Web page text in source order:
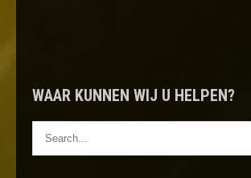
WAAR KUNNEN WIJ U HELPEN?